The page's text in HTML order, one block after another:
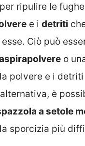
ripulire le
e i detriti
Ciò può
o
polvere e i detriti
è
pazzola a setole
sporcizia più